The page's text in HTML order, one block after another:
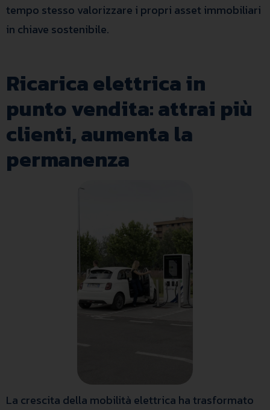
tempo stesso valorizzare i propri asset immobiliari
in chiave sostenibile.
Ricarica elettrica in
punto vendita: attrai più
clienti, aumenta la
permanenza
La crescita della mobilità elettrica ha trasformato